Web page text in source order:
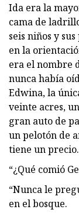
Ida era la
cama de
seis niños y
en la
era el nombre
nunca había
Edwina, la
veinte acres,
gran auto de
un pelotón de
tiene un precio.
“¿Qué comió
“Nunca le
en el bosque.